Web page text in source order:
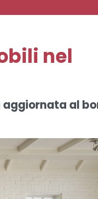
nel
al